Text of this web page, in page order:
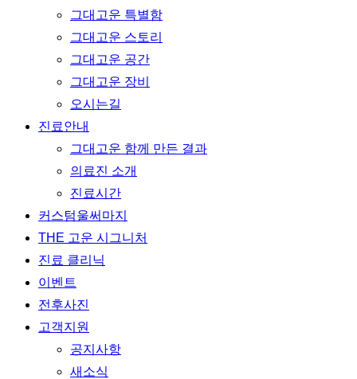
그대고운 특별함
그대고운 스토리
그대고운 공간
그대고운 장비
오시는길
진료안내
그대고운 함께 만든 결과
의료진 소개
진료시간
커스텀울써마지
THE 고운 시그니처
진료 클리닉
이벤트
전후사진
고객지원
공지사항
새소식